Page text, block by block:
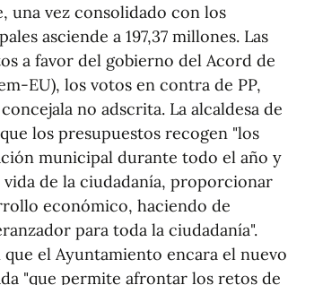
una vez consolidado con los
asciende a 197,37 millones. Las
a favor del gobierno del Acord de
EU), los votos en contra de PP,
no adscrita. La alcaldesa de
los presupuestos recogen "los
municipal durante todo el año y
de la ciudadanía, proporcionar
económico, haciendo de
para toda la ciudadanía".
el Ayuntamiento encara el nuevo
"que permite afrontar los retos de